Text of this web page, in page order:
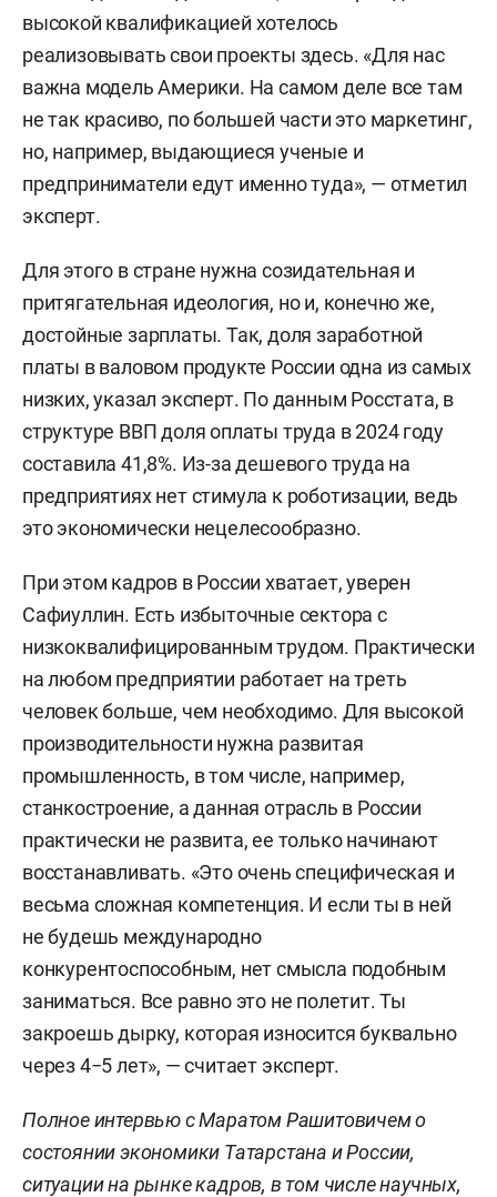
высокой квалификацией хотелось
реализовывать свои проекты здесь. «Для нас
важна модель Америки. На самом деле все там
не так красиво, по большей части это маркетинг,
но, например, выдающиеся ученые и
предприниматели едут именно туда», — отметил
эксперт.
Для этого в стране нужна созидательная и
притягательная идеология, но и, конечно же,
достойные зарплаты. Так, доля заработной
платы в валовом продукте России одна из самых
низких, указал эксперт. По данным Росстата, в
структуре ВВП доля оплаты труда в 2024 году
составила 41,8%. Из-за дешевого труда на
предприятиях нет стимула к роботизации, ведь
это экономически нецелесообразно.
При этом кадров в России хватает, уверен
Сафиуллин. Есть избыточные сектора с
низкоквалифицированным трудом. Практически
на любом предприятии работает на треть
человек больше, чем необходимо. Для высокой
производительности нужна развитая
промышленность, в том числе, например,
станкостроение, а данная отрасль в России
практически не развита, ее только начинают
восстанавливать. «Это очень специфическая и
весьма сложная компетенция. И если ты в ней
не будешь международно
конкурентоспособным, нет смысла подобным
заниматься. Все равно это не полетит. Ты
закроешь дырку, которая износится буквально
через 4−5 лет», — считает эксперт.
Полное интервью с Маратом Рашитовичем о
состоянии экономики Татарстана и России,
ситуации на рынке кадров, в том числе научных,